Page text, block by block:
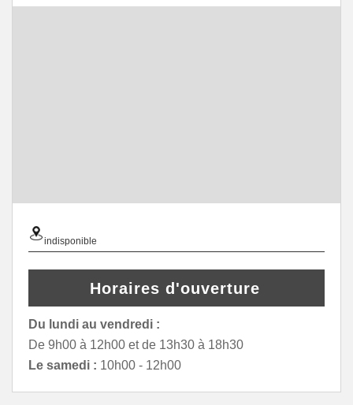
indisponible
Horaires d'ouverture
Du lundi au vendredi :
De 9h00 à 12h00 et de 13h30 à 18h30
Le samedi : 10h00 - 12h00